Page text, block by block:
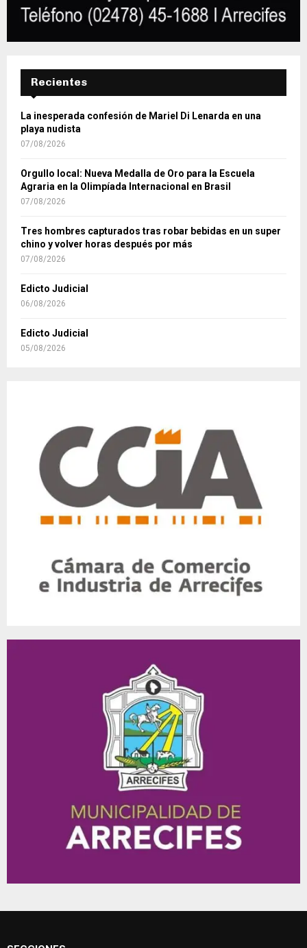
Recientes
La inesperada confesión de Mariel Di Lenarda en una
playa nudista
07/08/2026
Orgullo local: Nueva Medalla de Oro para la Escuela
Agraria en la Olimpíada Internacional en Brasil
07/08/2026
Tres hombres capturados tras robar bebidas en un super
chino y volver horas después por más
07/08/2026
Edicto Judicial
06/08/2026
Edicto Judicial
05/08/2026